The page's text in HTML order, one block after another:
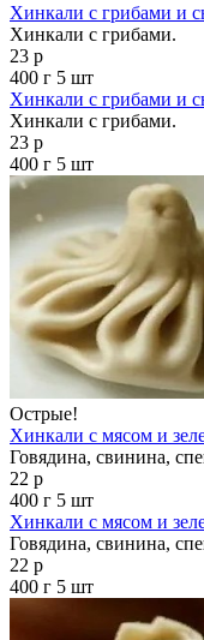
Хинкали с грибами и
Хинкали с грибами.
23 р
400 г 5 шт
Хинкали с грибами и
Хинкали с грибами.
23 р
400 г 5 шт
Острые!
Хинкали с мясом и
Говядина, свинина,
22 р
400 г 5 шт
Хинкали с мясом и
Говядина, свинина,
22 р
400 г 5 шт